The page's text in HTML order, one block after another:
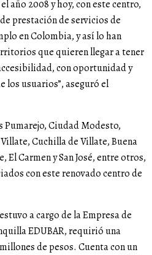
año 2008 y hoy, con este centro,
prestación de servicios de
en Colombia, y así lo han
que quieren llegar a tener
con oportunidad y
los usuarios”, aseguró el
Ciudad Modesto,
Cuchilla de Villate, Buena
El Carmen y San José, entre otros,
con este renovado centro de
a cargo de la Empresa de
EDUBAR, requirió una
de pesos. Cuenta con un